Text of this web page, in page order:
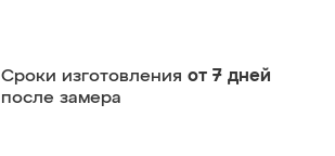
Сроки изготовления от 7 дней
после замера